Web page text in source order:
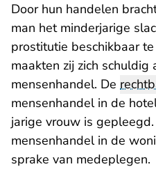
Door hun handelen
man het minderjarige
prostitutie beschikbaar
maakten zij zich schuldig
mensenhandel. De
mensenhandel in de
jarige vrouw is
mensenhandel in de
sprake van medeplegen.